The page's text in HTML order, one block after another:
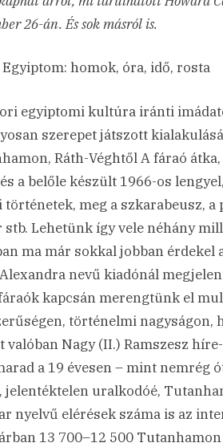
26-án. És sok másról is.
homok, óra, idő, rosta
egyiptomi kultúra iránti
szerepet játszott
Ráth-Véghtől A fáraó átka,
a belőle készült 1966-os
történetek, meg a szkarabeusz, a
stb. Lehetünk így vele néhány
ma már sokkal jobban érdekel
nevű kiadónál
kapcsán merengtünk el
történelmi nagyságon,
valóban Nagy (II.) Ramszesz
a 19 évesen – mint nemrég
jelentéktelen uralkodóé,
nyelvű elérések száma is az
13 700–12 500